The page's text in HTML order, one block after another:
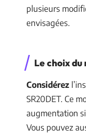
plusieurs
envisagées.
Le choix
Considérez
SR20DET. Ce
augmentation
Vous pouvez